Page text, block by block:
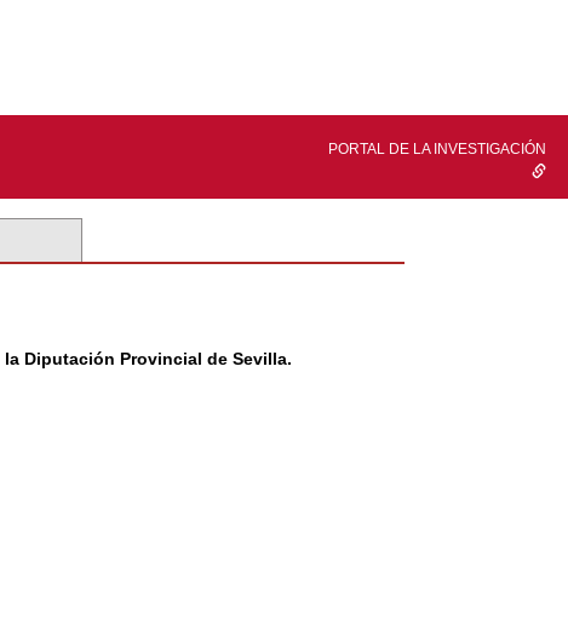
PORTAL DE LA INVESTIGACIÓN
Diputación Provincial de Sevilla.